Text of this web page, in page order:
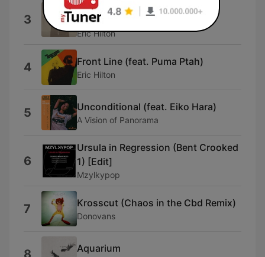
3
Little Odessa (feat. The Infinite
Daisy Chains)
Eric Hilton
4 Front Line (feat. Puma Ptah)
Eric Hilton
5 Unconditional (feat. Eiko Hara)
A Vision of Panorama
6
Ursula in Regression (Bent Crooked
1) [Edit]
Mzylkypop
7 Krosscut (Chaos in the Cbd Remix)
Donovans
8 Aquarium